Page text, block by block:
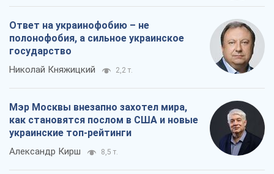
Ответ на украинофобию – не
полонофобия, а сильное украинское
государство
Николай Княжицкий 2,2 т.
Мэр Москвы внезапно захотел мира,
как становятся послом в США и новые
украинские топ-рейтинги
Александр Кирш 8,5 т.